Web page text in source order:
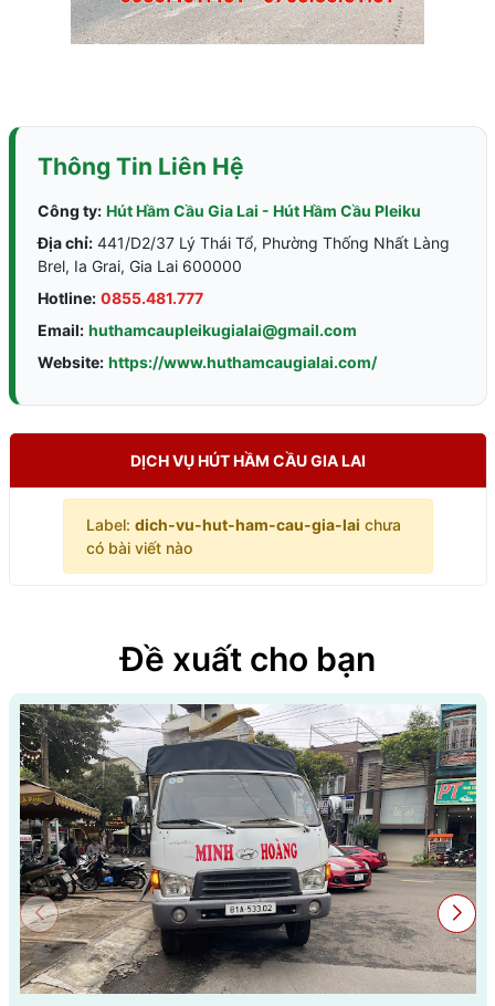
Thông Tin Liên Hệ
Công ty: Hút Hầm Cầu Gia Lai - Hút Hầm Cầu Pleiku
Địa chỉ:441/D2/37 Lý Thái Tổ, Phường Thống Nhất Làng
Brel, Ia Grai, Gia Lai 600000
Hotline: 0855.481.777
Email: huthamcaupleikugialai@gmail.com
Website: https://www.huthamcaugialai.com/
DỊCH VỤ HÚT HẦM CẦU GIA LAI
Label: dich-vu-hut-ham-cau-gia-lai chưa
có bài viết nào
Đề xuất cho bạn